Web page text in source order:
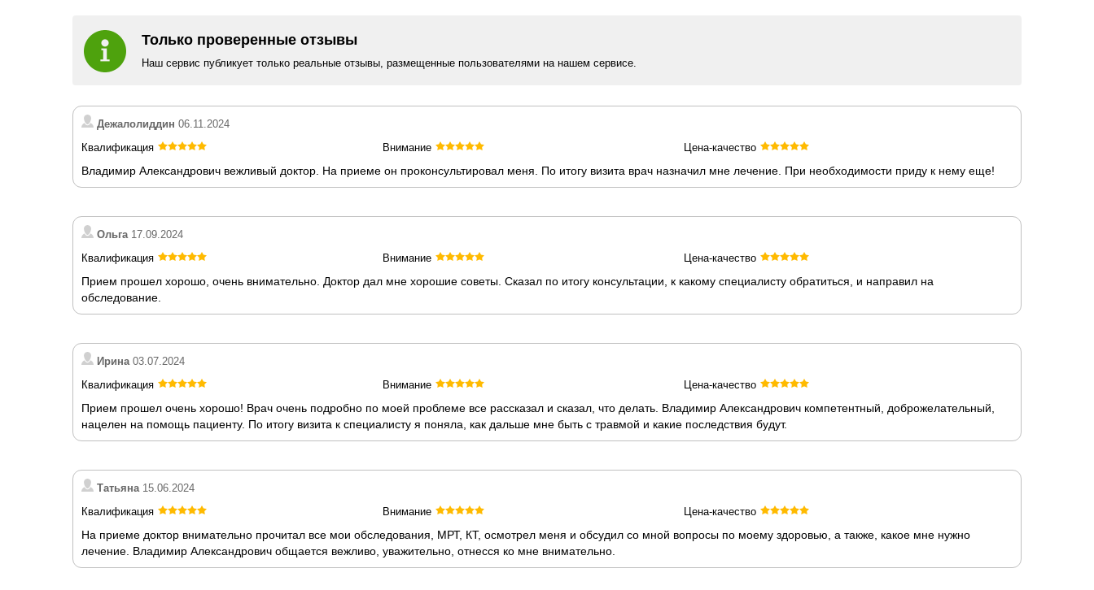
Только проверенные отзывы
Наш сервис публикует только реальные отзывы, размещенные пользователями на нашем сервисе.
Дежалолиддин 06.11.2024
Квалификация
Внимание Цена-качество
Владимир Александрович вежливый доктор. На приеме он проконсультировал меня. По итогу визита врач назначил мне лечение. При необходимости приду к нему еще!
Ольга17.09.2024
Квалификация
Внимание Цена-качество
Прием прошел хорошо, очень внимательно. Доктор дал мне хорошие советы. Сказал по итогу консультации, к какому специалисту обратиться, и направил на
обследование.
Ирина03.07.2024
Квалификация
Внимание Цена-качество
Прием прошел очень хорошо! Врач очень подробно по моей проблеме все рассказал и сказал, что делать. Владимир Александрович компетентный, доброжелательный,
нацелен на помощь пациенту. По итогу визита к специалисту я поняла, как дальше мне быть с травмой и какие последствия будут.
Татьяна15.06.2024
Квалификация
Внимание Цена-качество
На приеме доктор внимательно прочитал все мои обследования, МРТ, КТ, осмотрел меня и обсудил со мной вопросы по моему здоровью, а также, какое мне нужно
лечение. Владимир Александрович общается вежливо, уважительно, отнесся ко мне внимательно.